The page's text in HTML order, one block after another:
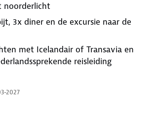
noorderlicht
3x diner en de excursie naar de
met Icelandair of Transavia en
reisleiding
2027